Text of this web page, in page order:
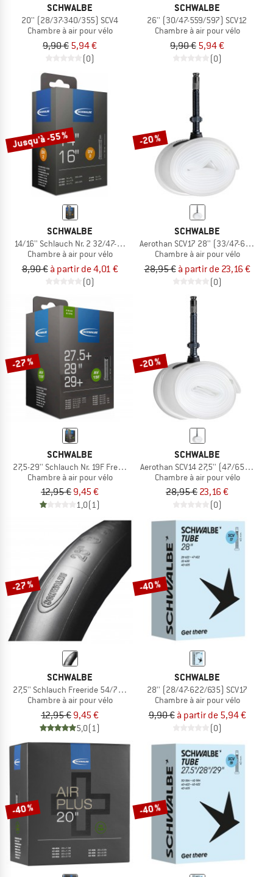
SCHWALBE
20'' (28/37-340/355) SCV4
Chambre à air pour vélo
9,90 € 5,94 €
(0)
SCHWALBE
26'' (30/47-559/597) SCV12
Chambre à air pour vélo
9,90 € 5,94 €
(0)
Jusqu'à -55 %
SCHWALBE
14/16'' Schlauch Nr. 2 32/47-288/305
Chambre à air pour vélo
8,90 € à partir de 4,01 €
(0)
-20 %
SCHWALBE
Aerothan SCV17 28'' (33/47-622)
Chambre à air pour vélo
28,95 € à partir de 23,16 €
(0)
-27 %
SCHWALBE
27,5-29'' Schlauch Nr. 19F Freeride 54/75-584/622
Chambre à air pour vélo
12,95 € 9,45 €
1,0(1)
-20 %
SCHWALBE
Aerothan SCV14 27,5'' (47/65-584)
Chambre à air pour vélo
28,95 € 23,16 €
(0)
-27 %
SCHWALBE
27,5'' Schlauch Freeride 54/75-584 AV 21F
Chambre à air pour vélo
12,95 € 9,45 €
5,0(1)
-40 %
SCHWALBE
28'' (28/47-622/635) SCV17
Chambre à air pour vélo
9,90 € à partir de 5,94 €
(0)
-40 % -40 %